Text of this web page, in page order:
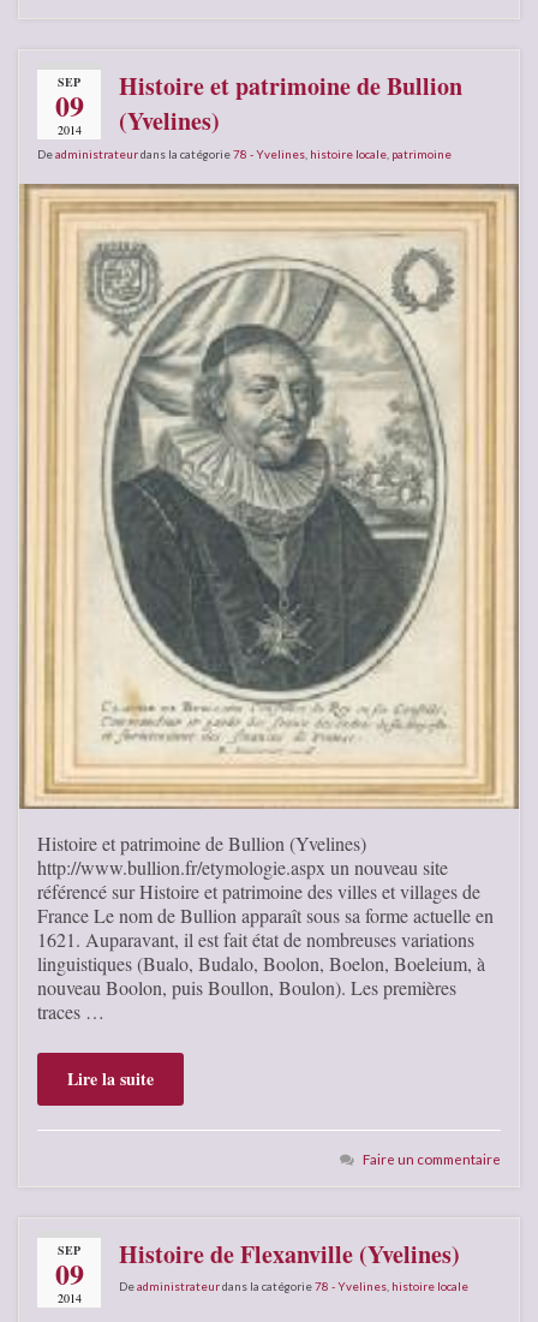
SEP
09
2014
Histoire et patrimoine de Bullion
(Yvelines)
Deadministrateurdans la catégorie78 - Yvelines histoire locale patrimoine
Histoire et patrimoine de Bullion (Yvelines)
http://www.bullion.fr/etymologie.aspx un nouveau site
référencé sur Histoire et patrimoine des villes et villages de
France Le nom de Bullion apparaît sous sa forme actuelle en
1621. Auparavant, il est fait état de nombreuses variations
linguistiques (Bualo, Budalo, Boolon, Boelon, Boeleium, à
nouveau Boolon, puis Boullon, Boulon). Les premières
traces …
Lire la suite
Faire un commentaire
SEP
09
2014
Histoire de Flexanville (Yvelines)
Deadministrateurdans la catégorie78 - Yvelines, histoire locale